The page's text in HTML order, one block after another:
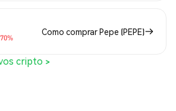
Como comprar Pepe (PEPE)
cripto >